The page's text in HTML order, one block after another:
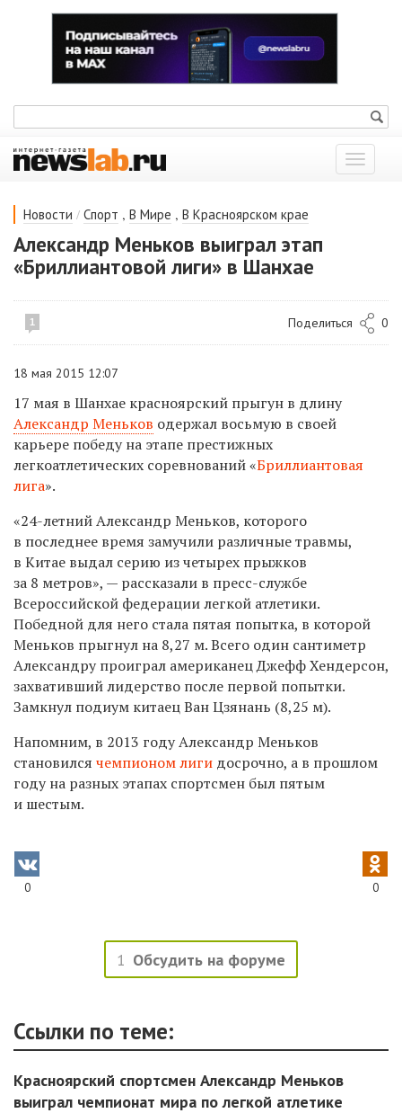
Показать
меню
Новости / Спорт , В Мире , В Красноярском крае
Александр Меньков выиграл этап
«Бриллиантовой лиги» в Шанхае
1 Поделиться 0
18 мая 2015 12:07
17 мая в Шанхае красноярский прыгун в длину
Александр Меньков одержал восьмую в своей
карьере победу на этапе престижных
легкоатлетических соревнований «Бриллиантовая
лига».
«24-летний Александр Меньков, которого
в последнее время замучили различные травмы,
в Китае выдал серию из четырех прыжков
за 8 метров», — рассказали в пресс-службе
Всероссийской федерации легкой атлетики.
Победной для него стала пятая попытка, в которой
Меньков прыгнул на 8,27 м. Всего один сантиметр
Александру проиграл американец Джефф Хендерсон,
захвативший лидерство после первой попытки.
Замкнул подиум китаец Ван Цзянань (8,25 м).
Напомним, в 2013 году Александр Меньков
становился чемпионом лиги досрочно, а в прошлом
году на разных этапах спортсмен был пятым
и шестым.
0 0
1 Обсудить на форуме
Ссылки по теме:
Красноярский спортсмен Александр Меньков
выиграл чемпионат мира по легкой атлетике